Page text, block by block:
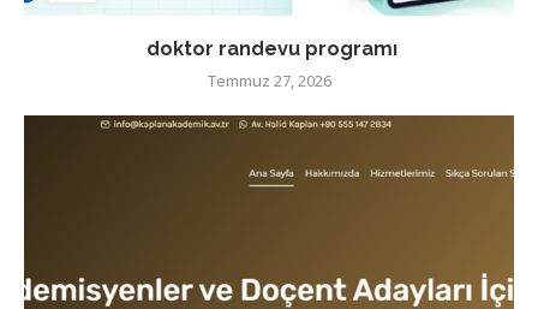
doktor randevu programı
Temmuz 27, 2026